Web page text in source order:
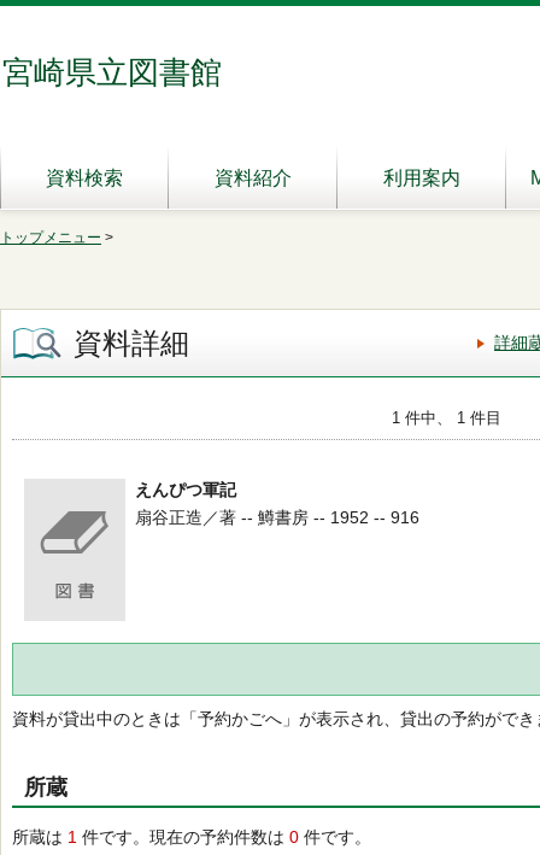
宮崎県立図書館
資料検索 資料紹介 利用案内
トップメニュー >
資料詳細 詳細
1 件中、 1 件目
えんぴつ軍記
扇谷正造／著 -- 鱒書房 -- 1952 -- 916
資料が貸出中のときは「予約かごへ」が表示され、貸出の予約ができ
所蔵
所蔵は 1 件です。現在の予約件数は 0 件です。